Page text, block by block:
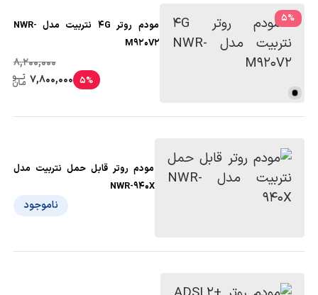
%
5
مودم روتر 4G نتربیت مدل NWR-
M920V2
8,200,000
5%
7,800,000
مودم روتر قابل حمل نتربیت مدل
NWR-940X
ناموجود